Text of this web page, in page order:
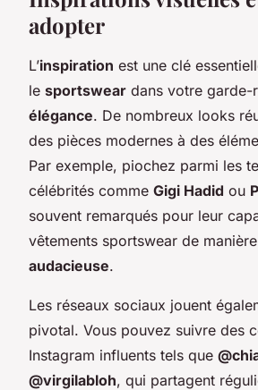
adopter
L’inspiration est une clé
le sportswear dans votre garde-
élégance. De nombreux looks
des pièces modernes à des
Par exemple, piochez parmi les
célébrités comme Gigi Hadid ou
souvent remarqués pour leur
vêtements sportswear de manière
audacieuse.
Les réseaux sociaux jouent
pivotal. Vous pouvez suivre des
Instagram influents tels que
@virgilabloh, qui partagent